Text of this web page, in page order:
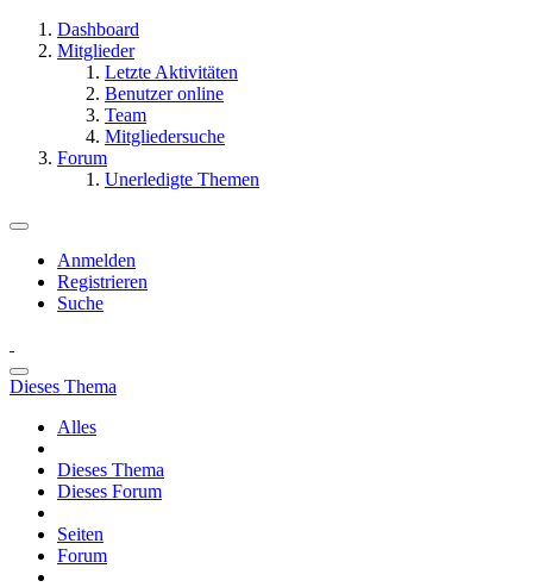
Dashboard
Mitglieder
Letzte Aktivitäten
Benutzer online
Team
Mitgliedersuche
Forum
Unerledigte Themen
Anmelden
Registrieren
Suche
Dieses Thema
Alles
Dieses Thema
Dieses Forum
Seiten
Forum